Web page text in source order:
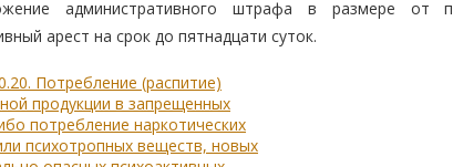
административного штрафа в размере от
арест на срок до пятнадцати суток.
Потребление (распитие)
продукции в запрещенных
потребление наркотических
психотропных веществ, новых